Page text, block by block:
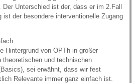
Unterschied ist der, dass er im 2.Fall
der besondere interventionelle Zugang
Hintergrund von OPTh in großer
und technischen
sei erwähnt, dass wir fest
Relevante immer ganz einfach ist.